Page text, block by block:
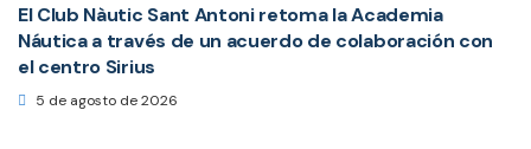
El Club Nàutic Sant Antoni retoma la Academia
Náutica a través de un acuerdo de colaboración con
el centro Sirius
5 de agosto de 2026